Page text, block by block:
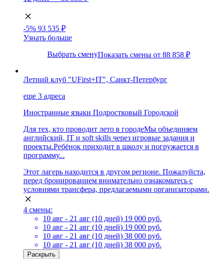
-5% 93 535 ₽
Узнать больше
Выбрать сменуПоказать смены от 88 858 ₽
Летний клуб "UFirst+IT", Санкт-Петербург
еще 3 адреса
Иностранные языки Подростковый Городской
Для тех, кто проводит лето в городеМы объединяем
английский, IT и soft skills через игровые задания и
проекты.Ребёнок приходит в школу и погружается в
программу...
Этот лагерь находится в другом регионе. Пожалуйста,
перед бронированием внимательно ознакомьтесь с
условиями трансфера, предлагаемыми организаторами.
4 смены:
10 авг - 21 авг (10 дней) 19 000 руб.
10 авг - 21 авг (10 дней) 19 000 руб.
10 авг - 21 авг (10 дней) 38 000 руб.
10 авг - 21 авг (10 дней) 38 000 руб.
Раскрыть